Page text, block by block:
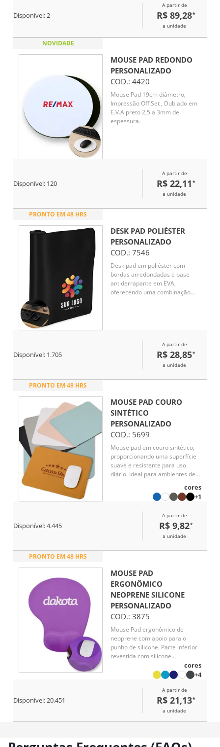
Disponível:2
A partir de
R$ 89,28*
a unidade
NOVIDADE
MOUSE PAD REDONDO
PERSONALIZADO
COD.: 4420
Mouse Pad 19cm diâmetro,
Impressão Off Set , Dublado em
E.V.A preto 2,5 a 3mm de
espessura.
Disponível: 120
A partir de
R$ 22,11 *
a unidade
PRONTO EM 48 HRS
DESK PAD POLIÉSTER
PERSONALIZADO
COD.: 7546
Desk pad em poliéster com
bordas arredondadas e base
antiderrapante em EVA,
oferecendo uma combinação
Disponível: 1.705
A partir de
R$ 28,85*
a unidade
PRONTO EM 48 HRS
MOUSE PAD COURO
SINTÉTICO
PERSONALIZADO
COD.: 5699
Mouse pad em couro sintético,
proporcionando uma superfície
suave e resistente para uso
diário. Ideal para ambientes de
durabilidade com um
acabamento elegante. Seu
precisos do mouse e fácil
limpeza, garantindo conforto e
cores
+1
Disponível:4.445
A partir de
R$ 9,82*
a unidade
PRONTO EM 48 HRS
MOUSE PAD
ERGONÔMICO
NEOPRENE SILICONE
PERSONALIZADO
COD.: 3875
Mouse Pad ergonômico de
neoprene com apoio para o
punho de silicone. Parte inferior
revestida com silicone
cores
+4
Disponível:20.451
A partir de
R$ 21,13*
a unidade